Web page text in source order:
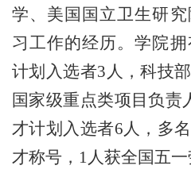
学、美国国立卫生研
习工作的经历。学院
计划入选者3 人，科技
国家级重点类项目负责
才计划入选者6人，多
才称号， 1人获全国五一